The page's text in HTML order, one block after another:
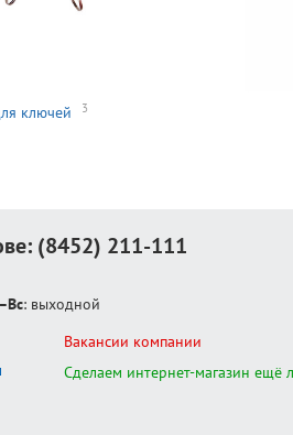
ключей 3
(8452) 211-111
: выходной
Вакансии компании
Сделаем интернет-магазин ещё